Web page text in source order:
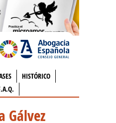
HISTÓRICO
Gálvez